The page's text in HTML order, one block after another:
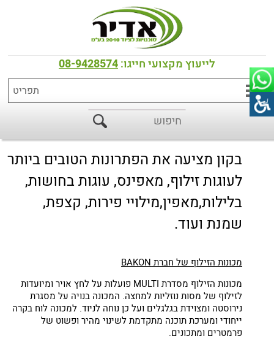
לייעוץ מקצועי חייגו:08-9428574
כל המוצרים>מכונות למילוי, ציפוי, זילוף והתזה
מכונות זילוף - סדרת Multi Depositing
תוצרת BAKON איטליה
בקון מציעה את הפתרונות הטובים ביותר
לעוגות זילוף, מאפינס, עוגות בחושות,
בלילות,מאפין,מילויי פירות, קצפת,
שמנת ועוד.
מכונות הזילוף של חברת BAKON
מכונות הזילוף מסדרת MULTI פועלות על לחץ אויר ומיועדות
לזילוף של מסות נוזליות למחצה. המכונה בנויה על מסגרת
נירוסטה ומצוידת בגלגלים ועל כן נוחה לניוד. למכונה לוח בקרה
ייחודי ומערכת תוכנה מתקדמת לשינוי מהיר ופשוט של
פרמטרים ומתכונים.